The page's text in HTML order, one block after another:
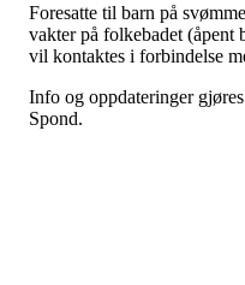
Foresatte til barn på
vakter på folkebadet (åpent
vil kontaktes i forbindelse
Info og oppdateringer
Spond.